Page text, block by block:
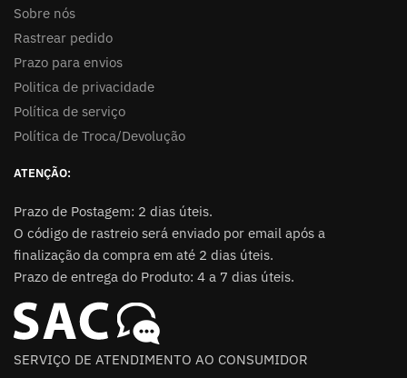
Sobre nós
Rastrear pedido
Prazo para envios
Politica de privacidade
Política de serviço
Política de Troca/Devolução
ATENÇÃO:
Prazo de Postagem: 2 dias úteis.
O código de rastreio será enviado por email após a
finalização da compra em até 2 dias úteis.
Prazo de entrega do Produto: 4 a 7 dias úteis.
SERVIÇO DE ATENDIMENTO AO CONSUMIDOR